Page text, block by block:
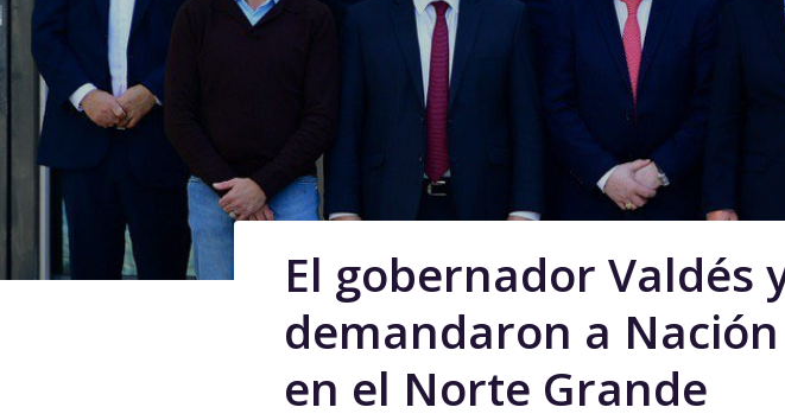
El gobernador Valdés
demandaron a
en el Norte Grande